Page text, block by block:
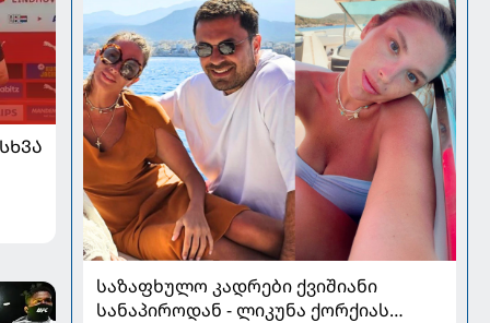
საზაფხულო კადრები ქვიშიანი
სანაპიროდან - ლიკუნა ქორქიას